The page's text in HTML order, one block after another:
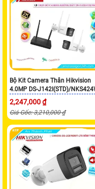
Bộ Kit Camera Thân Hikvision
4.0MP DS-J142I(STD)/
2,247,000 ₫
Giá Gốc: 3,210,000 ₫